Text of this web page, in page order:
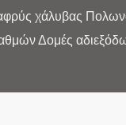
χάλυβας